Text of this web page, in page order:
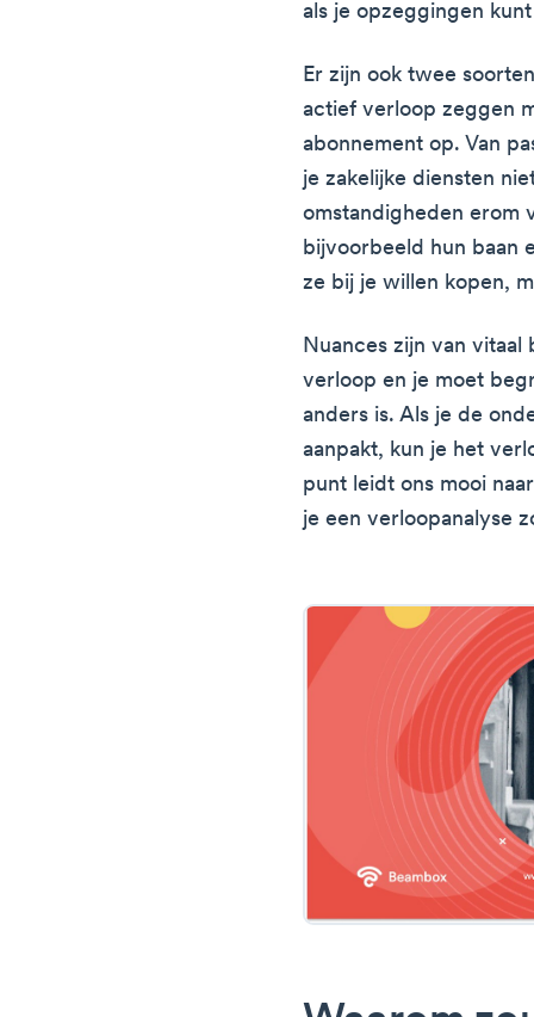
als je opzeggingen
Er zijn ook twee
actief verloop zeggen
abonnement op. Van
je zakelijke diensten
omstandigheden erom
bijvoorbeeld hun baan
ze bij je willen kopen,
Nuances zijn van
verloop en je moet
anders is. Als je de
aanpakt, kun je het
punt leidt ons mooi
je een verloopanalyse